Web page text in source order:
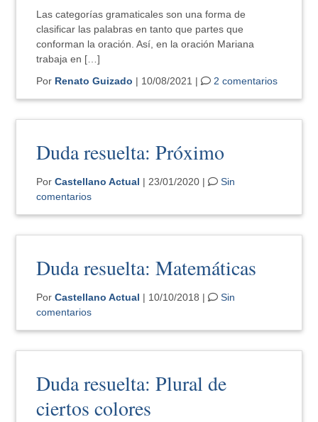
Las categorías gramaticales son una forma de
clasificar las palabras en tanto que partes que
conforman la oración. Así, en la oración Mariana
trabaja en […]
Por Renato Guizado | 10/08/2021 | 2 comentarios
Duda resuelta: Próximo
PorCastellano Actual | 23/01/2020 |
Sin
comentarios
Duda resuelta: Matemáticas
PorCastellano Actual | 10/10/2018 |
Sin
comentarios
Duda resuelta: Plural de
ciertos colores